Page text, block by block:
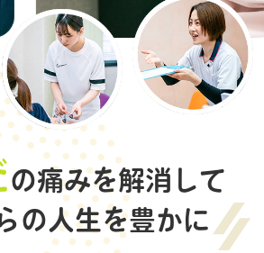
の痛みを解消して
の人生を豊かに